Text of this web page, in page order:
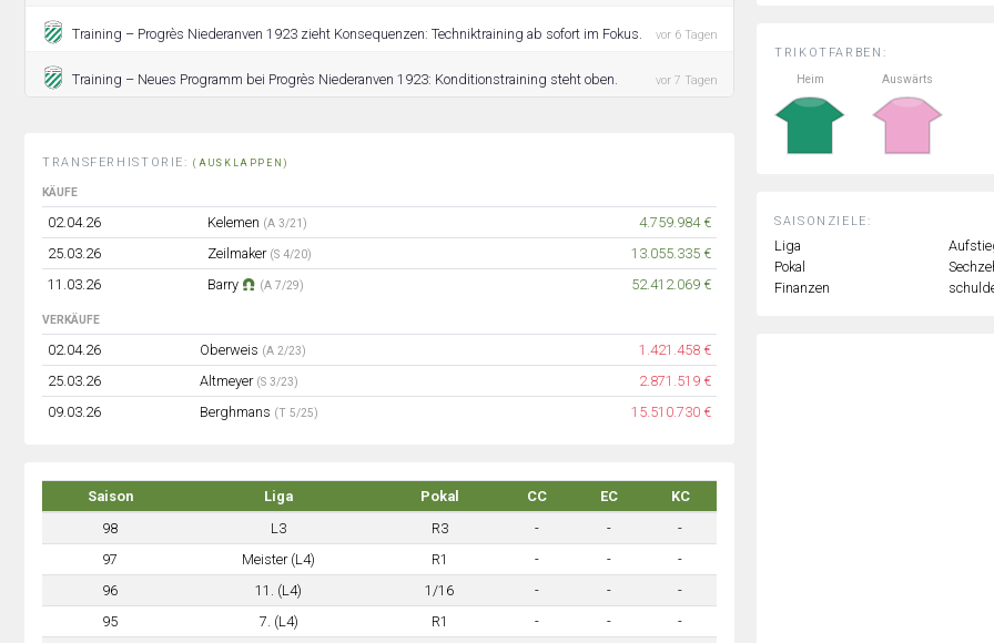
Training – Progrès Niederanven 1923 zieht Konsequenzen: Techniktraining ab sofort im Fokus. vor 6 Tagen
Training – Neues Programm bei Progrès Niederanven 1923: Konditionstraining steht oben. vor 7 Tagen
TRANSFERHISTORIE:(AUSKLAPPEN)
KÄUFE
02.04.26 Kelemen (A 3/21)
4.759.984 €
25.03.26
Zeilmaker (S 4/20)
13.055.335 €
11.03.26
Barry (A 7/29) 52.412.069 €
VERKÄUFE
02.04.26 Oberweis (A 2/23)
1.421.458 €
25.03.26
Altmeyer (S 3/23)
2.871.519 €
09.03.26
Berghmans (T 5/25) 15.510.730 €
Saison Liga Pokal CC EC
KC
98
L3 R3 - -
-
97
Meister (L4) R1 - -
-
96
11. (L4) 1/16 - -
-
95
7. (L4) R1 - -
-
TRIKOTFARBEN:
Heim
Auswärts
SAISONZIELE:
Liga
Pokal
Finanzen